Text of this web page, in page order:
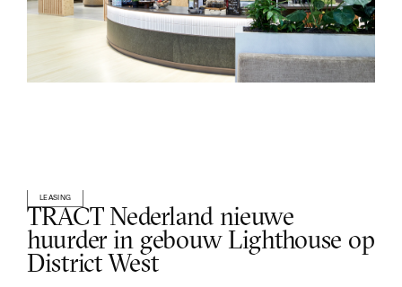
LEASING
TRACT Nederland nieuwe
huurder in gebouw Lighthouse op
District West